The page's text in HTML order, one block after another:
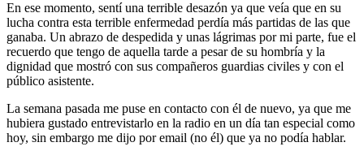
En ese momento, sentí una terrible desazón ya que veía que en su
lucha contra esta terrible enfermedad perdía más partidas de las que
ganaba. Un abrazo de despedida y unas lágrimas por mi parte, fue el
recuerdo que tengo de aquella tarde a pesar de su hombría y la
dignidad que mostró con sus compañeros guardias civiles y con el
público asistente.
La semana pasada me puse en contacto con él de nuevo, ya que me
hubiera gustado entrevistarlo en la radio en un día tan especial como
hoy, sin embargo me dijo por email (no él) que ya no podía hablar.